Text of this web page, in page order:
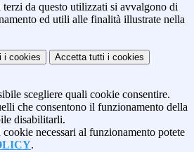
da questo utilizzati si avvalgono di
ed utili alle finalità illustrate nella
i cookies Accetta tutti i cookies
scegliere quali cookie consentire.
che consentono il funzionamento della
disabilitarli.
necessari al funzionamento potete
.